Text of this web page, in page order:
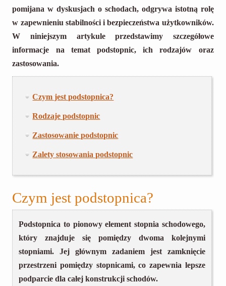
pomijana w dyskusjach o schodach, odgrywa istotną rolę
w zapewnieniu stabilności i bezpieczeństwa użytkowników.
W niniejszym artykule przedstawimy szczegółowe
informacje na temat podstopnic, ich rodzajów oraz
zastosowania.
Czym jest podstopnica?
Rodzaje podstopnic
Zastosowanie podstopnic
Zalety stosowania podstopnic
Czym jest podstopnica?
Podstopnica to pionowy element stopnia schodowego,
który znajduje się pomiędzy dwoma kolejnymi
stopniami. Jej głównym zadaniem jest zamknięcie
przestrzeni pomiędzy stopnicami, co zapewnia lepsze
podparcie dla całej konstrukcji schodów.